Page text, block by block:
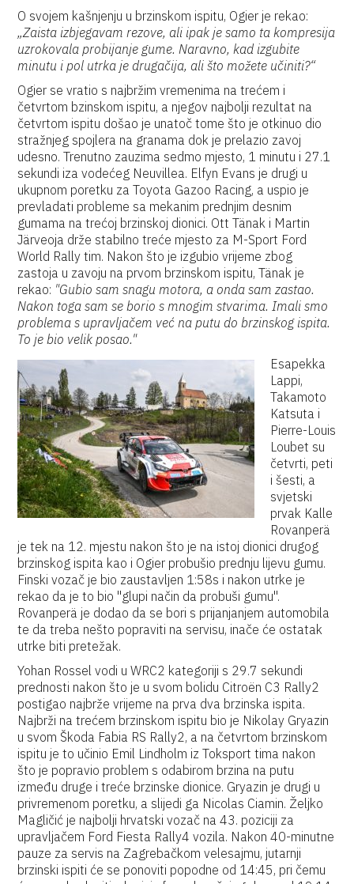
O svojem kašnjenju u brzinskom ispitu, Ogier je rekao:
„Zaista izbjegavam rezove, ali ipak je samo ta kompresija
uzrokovala probijanje gume. Naravno, kad izgubite
minutu i pol utrka je drugačija, ali što možete učiniti?“
Ogier se vratio s najbržim vremenima na trećem i
četvrtom bzinskom ispitu, a njegov najbolji rezultat na
četvrtom ispitu došao je unatoč tome što je otkinuo dio
stražnjeg spojlera na granama dok je prelazio zavoj
udesno. Trenutno zauzima sedmo mjesto, 1 minutu i 27.1
sekundi iza vodećeg Neuvillea. Elfyn Evans je drugi u
ukupnom poretku za Toyota Gazoo Racing, a uspio je
prevladati probleme sa mekanim prednjim desnim
gumama na trećoj brzinskoj dionici. Ott Tänak i Martin
Järveoja drže stabilno treće mjesto za M-Sport Ford
World Rally tim. Nakon što je izgubio vrijeme zbog
zastoja u zavoju na prvom brzinskom ispitu, Tänak je
rekao: "Gubio sam snagu motora, a onda sam zastao.
Nakon toga sam se borio s mnogim stvarima. Imali smo
problema s upravljačem već na putu do brzinskog ispita.
To je bio velik posao."
Esapekka
Lappi,
Takamoto
Katsuta i
Pierre-Louis
Loubet su
četvrti, peti
i šesti, a
svjetski
prvak Kalle
Rovanperä
je tek na 12. mjestu nakon što je na istoj dionici drugog
brzinskog ispita kao i Ogier probušio prednju lijevu gumu.
Finski vozač je bio zaustavljen 1:58s i nakon utrke je
rekao da je to bio "glupi način da probuši gumu".
Rovanperä je dodao da se bori s prijanjanjem automobila
te da treba nešto popraviti na servisu, inače će ostatak
utrke biti pretežak.
Yohan Rossel vodi u WRC2 kategoriji s 29.7 sekundi
prednosti nakon što je u svom bolidu Citroën C3 Rally2
postigao najbrže vrijeme na prva dva brzinska ispita.
Najbrži na trećem brzinskom ispitu bio je Nikolay Gryazin
u svom Škoda Fabia RS Rally2, a na četvrtom brzinskom
ispitu je to učinio Emil Lindholm iz Toksport tima nakon
što je popravio problem s odabirom brzina na putu
između druge i treće brzinske dionice. Gryazin je drugi u
privremenom poretku, a slijedi ga Nicolas Ciamin. Željko
Magličić je najbolji hrvatski vozač na 43. poziciji za
upravljačem Ford Fiesta Rally4 vozila. Nakon 40-minutne
pauze za servis na Zagrebačkom velesajmu, jutarnji
brzinski ispiti će se ponoviti popodne od 14:45, pri čemu